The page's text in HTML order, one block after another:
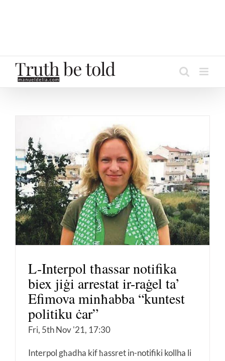
L-Interpol tħassar notifika
biex jiġi arrestat ir-raġel ta’
Efimova minħabba “kuntest
politiku ċar”
Fri, 5th Nov '21, 17:30
Interpol għadha kif ħassret in-notifiki kollha li